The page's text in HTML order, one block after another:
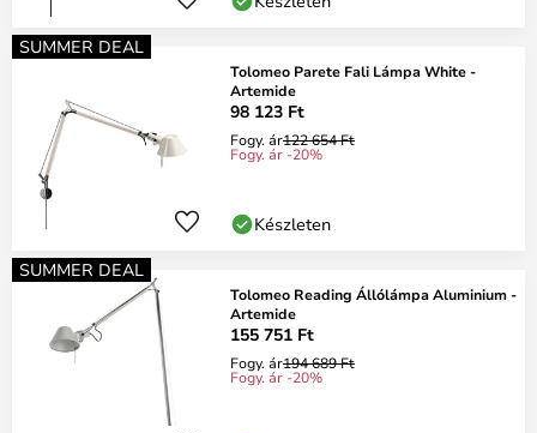
SUMMER DEAL
Tolomeo Parete Fali Lámpa White -
Artemide
98 123 Ft
Fogy. ár122 654 Ft
Fogy. ár -20%
Készleten
SUMMER DEAL
Tolomeo Reading Állólámpa Aluminium -
Artemide
155 751 Ft
Fogy. ár194 689 Ft
Fogy. ár -20%